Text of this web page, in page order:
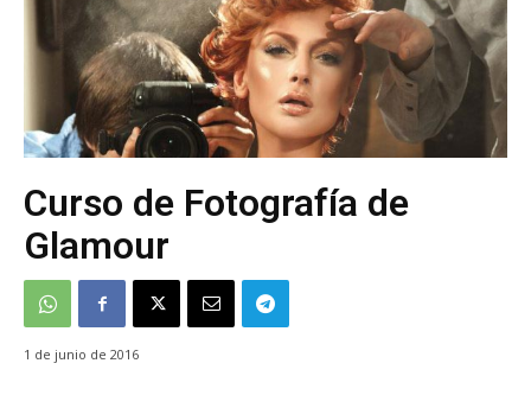
Curso de Fotografía de
Glamour
1 de junio de 2016